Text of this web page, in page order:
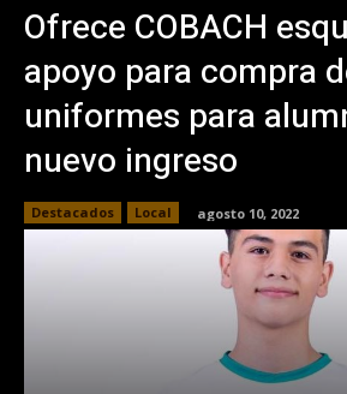
Ofrece COBACH
apoyo para compra
uniformes para
nuevo ingreso
Destacados Local agosto 10, 2022